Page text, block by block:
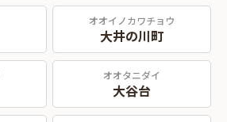
オオイノカワチョウ
大井の川町
オオタニダイ
大谷台